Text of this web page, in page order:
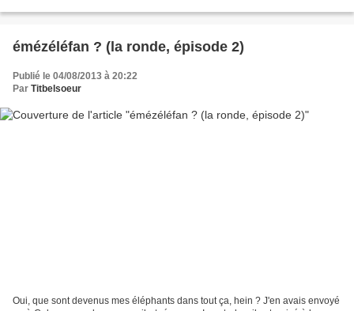
émézéléfan ? (la ronde, épisode 2)
Publié le 04/08/2013 à 20:22
Par Titbelsoeur
Oui, que sont devenus mes éléphants dans tout ça, hein ? J'en avais envoyé